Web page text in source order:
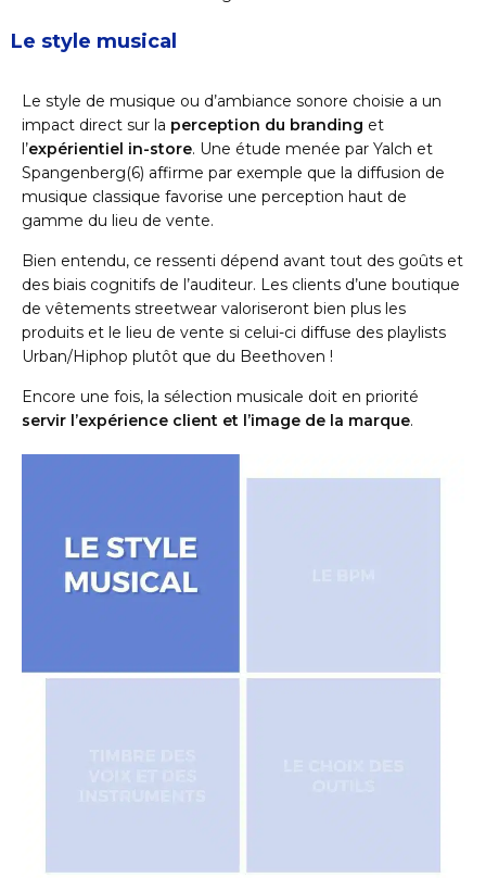
Le style musical
Le style de musique ou d’ambiance sonore choisie a un
impact direct sur la perception du branding et
l’expérientiel in-store. Une étude menée par Yalch et
Spangenberg(6) affirme par exemple que la diffusion de
musique classique favorise une perception haut de
gamme du lieu de vente.
Bien entendu, ce ressenti dépend avant tout des goûts et
des biais cognitifs de l’auditeur. Les clients d’une boutique
de vêtements streetwear valoriseront bien plus les
produits et le lieu de vente si celui-ci diffuse des playlists
Urban/Hiphop plutôt que du Beethoven !
Encore une fois, la sélection musicale doit en priorité
servir l’expérience client et l’image de la marque.